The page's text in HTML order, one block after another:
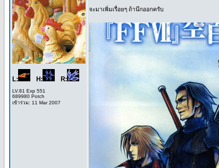
L: H: R:
LV.81 Exp 551
689980 Potch
เข้าร่วม: 11 Mar 2007
จะมาเพิ่มเรื่อยๆ ถ้านึกออกครับ